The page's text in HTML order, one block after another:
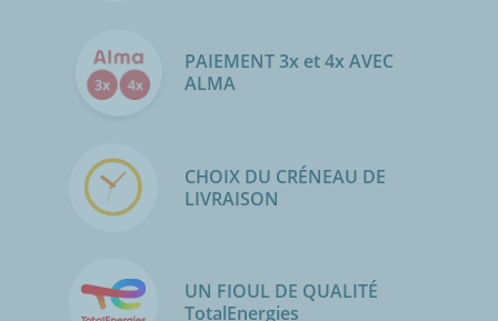
PAIEMENT 3x et 4x AVEC
ALMA
CHOIX DU CRÉNEAU DE
LIVRAISON
UN FIOUL DE QUALITÉ
TotalEnergies